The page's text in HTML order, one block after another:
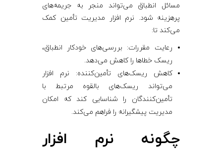
مسائل انطباق می‌تواند منجر به جریمه‌های
پرهزینه شود. نرم ‌افزار مدیریت تأمین کمک
می‌کند تا:
رعایت مقررات: بررسی‌های خودکار انطباق،
ریسک خطاها را کاهش می‌دهد.
کاهش ریسک‌های تأمین‌کننده: نرم ‌افزار
می‌تواند ریسک‌های بالقوه مرتبط با
تأمین‌کنندگان را شناسایی کند که امکان
مدیریت پیشگیرانه را فراهم می‌کند.
چگونه نرم ‌افزار